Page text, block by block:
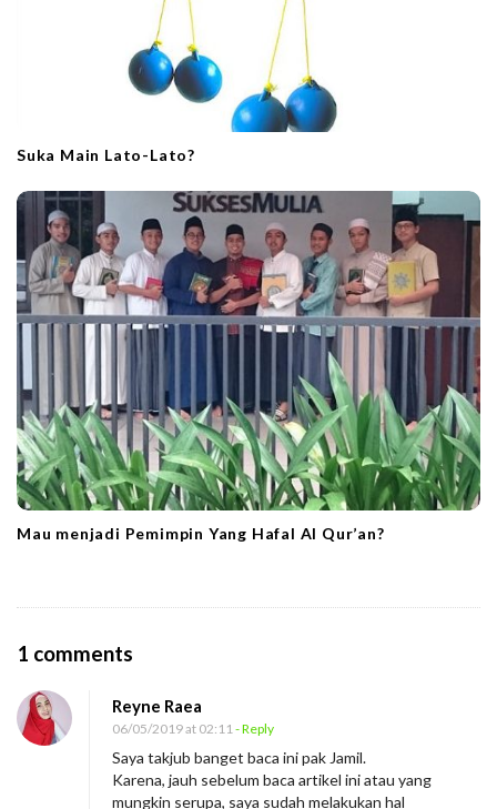
Suka Main Lato-Lato?
Mau menjadi Pemimpin Yang Hafal Al Qur’an?
1 comments
J
d
i
Reyne Raea
06/05/2019 at 02:11- Reply
Saya takjub banget baca ini pak Jamil.
Karena, jauh sebelum baca artikel ini atau yang
mungkin serupa, saya sudah melakukan hal